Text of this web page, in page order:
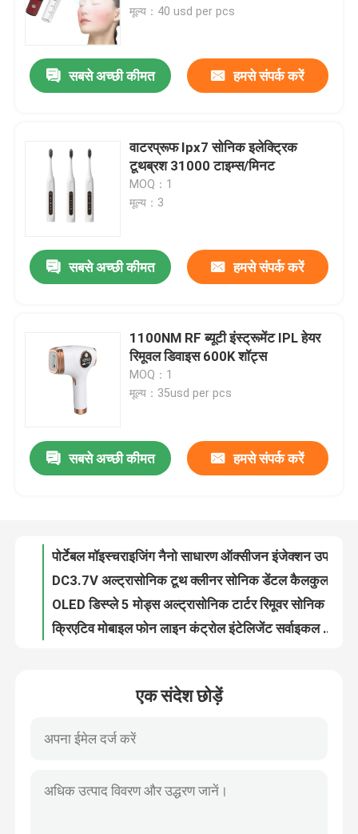
हमारे बारे में
गुणवत्ता नियंत्रण
संपर्क करें
मूल्य：40 usd per pcs
सबसे अच्छी कीमत हमसे संपर्क करें
वाटरप्रूफ Ipx7 सोनिक इलेक्ट्रिक
टूथब्रश 31000 टाइम्स/मिनट
MOQ：1
मूल्य：3
सबसे अच्छी कीमत हमसे संपर्क करें
1100NM RF ब्यूटी इंस्ट्रूमेंट IPL हेयर
रिमूवल डिवाइस 600K शॉट्स
MOQ：1
मूल्य：35usd per pcs
सबसे अच्छी कीमत हमसे संपर्क करें
2.1W 1A सोनिक ब्रश कैलकुलस रिमूवर 37KHZ टाइप C रिचार्जेबल
ओरल हाइजीन किट अल्ट्रासोनिक टूथ क्लीनर इलेक्ट्रिक सोनिक डेंटल स्केलर 3.7V
MSDS CE कैलकुलस प्लाक रिमूवर सोनिक टूथ क्लीनर DC3.7V
UVC प्रकाश कीटाणुशोधन अल्ट्रासोनिक पथरी और पट्टिका हटानेवाला
एक संदेश छोड़ें